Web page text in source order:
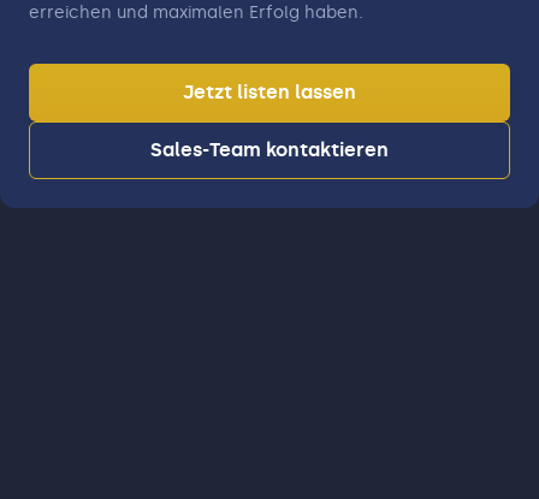
erreichen und maximalen Erfolg haben.
Jetzt listen lassen
Sales-Team kontaktieren